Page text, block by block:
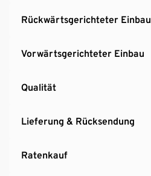
Rückwärtsgerichteter Einbau
Vorwärtsgerichteter Einbau
Qualität
Lieferung & Rücksendung
Ratenkauf